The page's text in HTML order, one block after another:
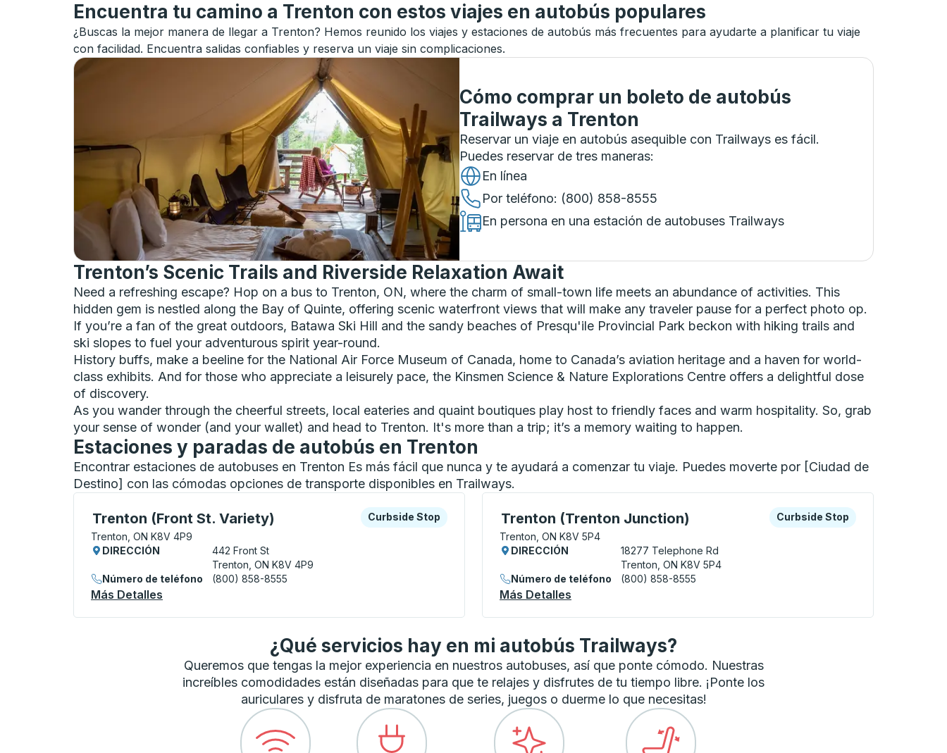
Encuentra tu camino a Trenton con estos viajes en autobús populares
¿Buscas la mejor manera de llegar a Trenton? Hemos reunido los viajes y estaciones de autobús más frecuentes para ayudarte a planificar tu viaje
con facilidad. Encuentra salidas confiables y reserva un viaje sin complicaciones.
Cómo comprar un boleto de autobús
Trailways a Trenton
Reservar un viaje en autobús asequible con Trailways es fácil.
Puedes reservar de tres maneras:
En línea
Por teléfono: (800) 858-8555
En persona en una estación de autobuses Trailways
Trenton’s Scenic Trails and Riverside Relaxation Await
Need a refreshing escape? Hop on a bus to Trenton, ON, where the charm of small-town life meets an abundance of activities. This
hidden gem is nestled along the Bay of Quinte, offering scenic waterfront views that will make any traveler pause for a perfect photo op.
If you’re a fan of the great outdoors, Batawa Ski Hill and the sandy beaches of Presqu'ile Provincial Park beckon with hiking trails and
ski slopes to fuel your adventurous spirit year-round.
History buffs, make a beeline for the National Air Force Museum of Canada, home to Canada’s aviation heritage and a haven for world-
class exhibits. And for those who appreciate a leisurely pace, the Kinsmen Science & Nature Explorations Centre offers a delightful dose
of discovery.
As you wander through the cheerful streets, local eateries and quaint boutiques play host to friendly faces and warm hospitality. So, grab
your sense of wonder (and your wallet) and head to Trenton. It's more than a trip; it’s a memory waiting to happen.
Estaciones y paradas de autobús en Trenton
Encontrar estaciones de autobuses en Trenton Es más fácil que nunca y te ayudará a comenzar tu viaje. Puedes moverte por [Ciudad de
Destino] con las cómodas opciones de transporte disponibles en Trailways.
Trenton (Front St. Variety)
Curbside Stop, utilice las teclas de flecha o la tecla tabulador para explorar más sobre esta estación de autobuses.
Trenton, ON K8V 4P9
Curbside Stop
Curbside Stop
DIRECCIÓN
442 Front St
Trenton, ON K8V 4P9
Número de teléfono
(800) 858-8555
Más Detalles
Trenton (Trenton Junction)
Curbside Stop, utilice las teclas de flecha o la tecla tabulador para explorar más
Trenton, ON K8V 5P4
Curbside Stop
Curbside Stop
DIRECCIÓN
18277 Telephone Rd
Trenton, ON K8V 5P4
Número de teléfono
(800) 858-8555
Más Detalles
¿Qué servicios hay en mi autobús Trailways?
Queremos que tengas la mejor experiencia en nuestros autobuses, así que ponte cómodo. Nuestras
increíbles comodidades están diseñadas para que te relajes y disfrutes de tu tiempo libre. ¡Ponte los
auriculares y disfruta de maratones de series, juegos o duerme lo que necesitas!